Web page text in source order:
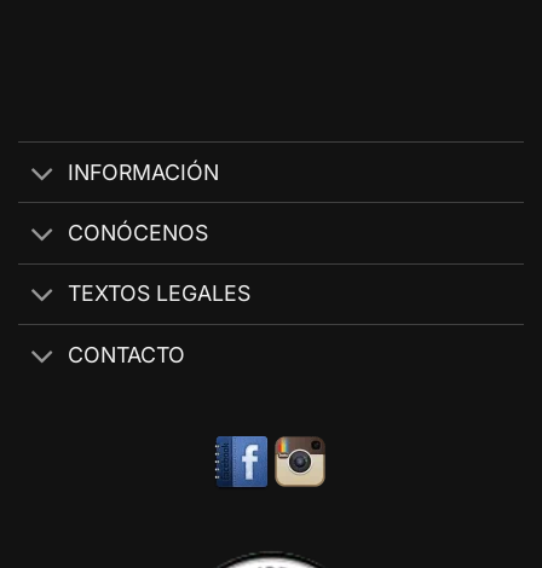
INFORMACIÓN
CONÓCENOS
TEXTOS LEGALES
CONTACTO